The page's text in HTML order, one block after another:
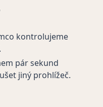
kontrolujeme
pár sekund
jiný prohlížeč.